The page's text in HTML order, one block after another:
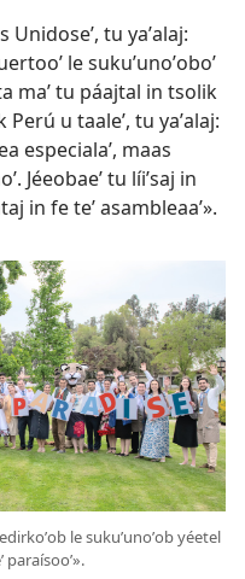
tu yaʼalaj:
le sukuʼunoʼoboʼ
maʼ tu páajtal in tsolik
u taaleʼ, tu yaʼalaj:
especialaʼ, maas
Jéeobaeʼ tu líiʼsaj in
in fe teʼ asambleaaʼ».
le sukuʼunoʼob yéetel
paraísooʼ».